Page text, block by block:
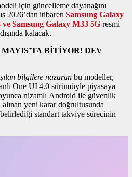
için güncelleme dayanağını
2026’dan itibaren Samsung Galaxy
Samsung Galaxy M33 5G resmi
kalacak.
BİTİYOR! DEV
bilgilere nazaran bu modeller,
One UI 4.0 sürümüyle piyasaya
nizamlı Android ile güvenlik
yeni karar doğrultusunda
standart takviye sürecinin